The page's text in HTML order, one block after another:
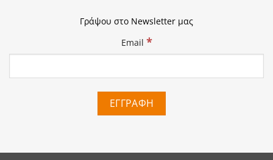
Γράψου στο Newsletter μας
Email *